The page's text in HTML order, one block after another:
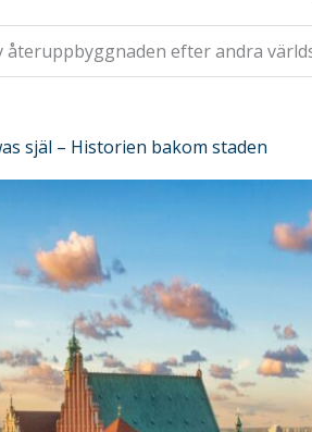
återuppbyggnaden efter andra
själ – Historien bakom staden